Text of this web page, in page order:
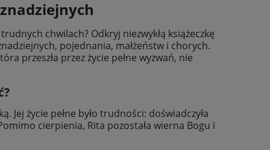
chwilach? Odkryj niezwykłą książeczkę
pojednania, małżeństw i chorych.
przeszła przez życie pełne wyzwań, nie
Jej życie pełne było trudności: doświadczyła
cierpienia, Rita pozostała wierna Bogu i